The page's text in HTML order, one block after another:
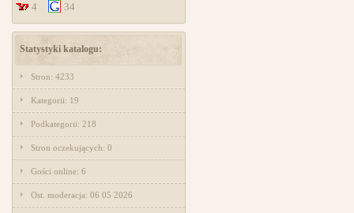
4 34
Statystyki katalogu:
Stron: 4233
Kategorii: 19
Podkategorii: 218
Stron oczekujących: 0
Gości online: 6
Ost. moderacja: 06 05 2026